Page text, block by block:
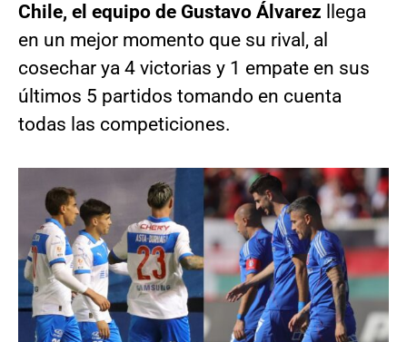
Chile, el equipo de Gustavo Álvarez llega
en un mejor momento que su rival, al
cosechar ya 4 victorias y 1 empate en sus
últimos 5 partidos tomando en cuenta
todas las competiciones.